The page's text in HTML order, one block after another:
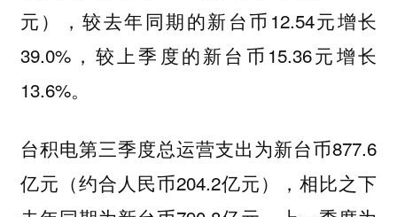
元），较去年同期的新台币12.54元增长
39.0%，较上季度的新台币15.36元增长
13.6%。
台积电第三季度总运营支出为新台币877.6
亿元（约合人民币204.2亿元），相比之下